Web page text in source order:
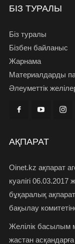
БІЗ ТУРАЛЫ
Біз туралы
Бізбен байланыс
Жарнама
Материалдарды
Әлеуметтік
АҚПАРАТ
Oinet.kz ақпарат
куәлігі
бұқаралық
бақылау
Желілік басылым
жастан